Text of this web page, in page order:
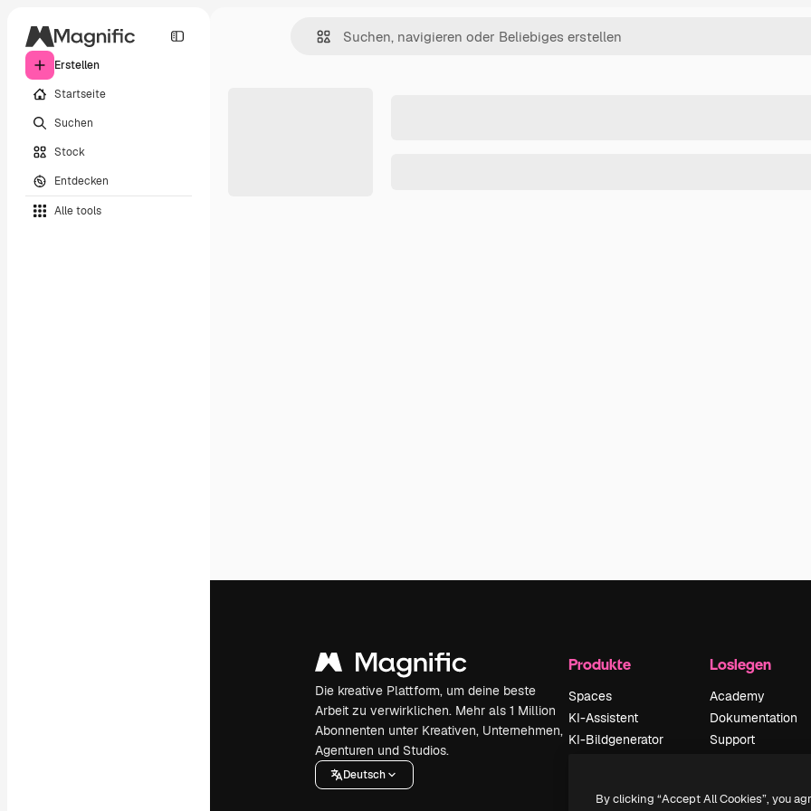
Erstellen
Startseite
Suchen
Stock
Entdecken
Alle tools
Die kreative Plattform, um deine beste
Arbeit zu verwirklichen. Mehr als 1 Million
Abonnenten unter Kreativen, Unternehmen,
Agenturen und Studios.
Deutsch
Produkte
Spaces
KI-Assistent
KI-Bildgenerator
Stimmengenerator
Loslegen
Academy
Dokumentation
Support
Originale Neu
By clicking “Accept All Cookies”, you